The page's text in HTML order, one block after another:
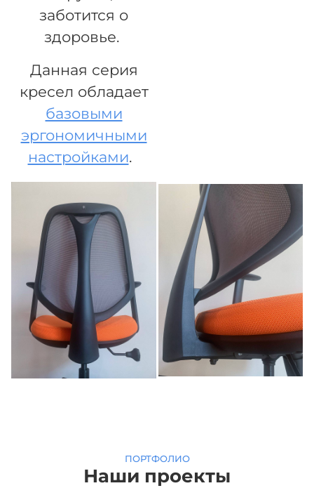
заботится о
здоровье.
Данная серия
кресел обладает
базовыми
эргономичными
настройками.
ПОРТФОЛИО
Наши проекты